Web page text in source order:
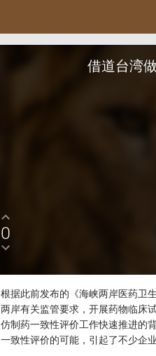
借道台湾
0
根据此前发布的《海峡两岸医药卫
两岸有关监管要求，开展药物临床
仿制药一致性评价工作快速推进的
一致性评价的可能，引起了不少企业